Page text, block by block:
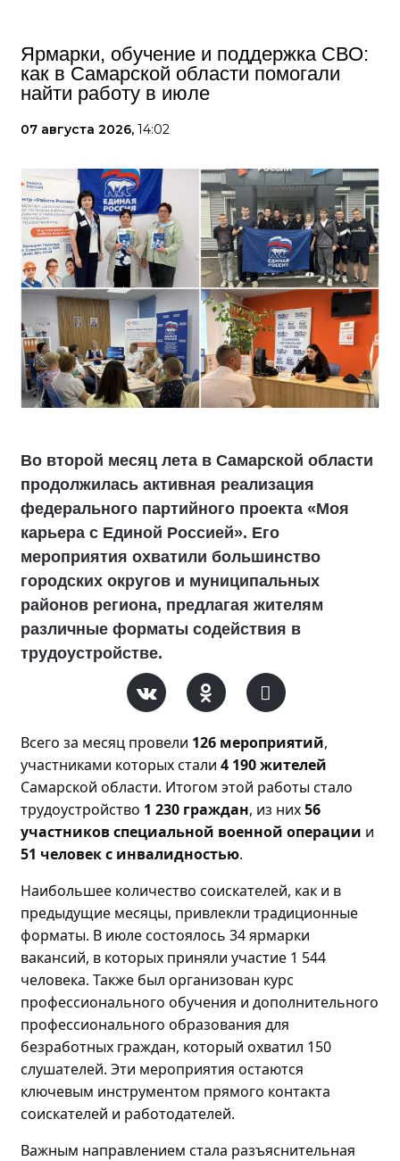
Ярмарки, обучение и поддержка СВО:
как в Самарской области помогали
найти работу в июле
07 августа 2026, 14:02
Во второй месяц лета в Самарской области
продолжилась активная реализация
федерального партийного проекта «Моя
карьера с Единой Россией». Его
мероприятия охватили большинство
городских округов и муниципальных
районов региона, предлагая жителям
различные форматы содействия в
трудоустройстве.
Всего за месяц провели 126 мероприятий,
участниками которых стали 4 190 жителей
Самарской области. Итогом этой работы стало
трудоустройство 1 230 граждан, из них56
участников специальной военной операции и
51 человек с инвалидностью.
Наибольшее количество соискателей, как и в
предыдущие месяцы, привлекли традиционные
форматы. В июле состоялось 34 ярмарки
вакансий, в которых приняли участие 1 544
человека. Также был организован курс
профессионального обучения и дополнительного
профессионального образования для
безработных граждан, который охватил 150
слушателей. Эти мероприятия остаются
ключевым инструментом прямого контакта
соискателей и работодателей.
Важным направлением стала разъяснительная